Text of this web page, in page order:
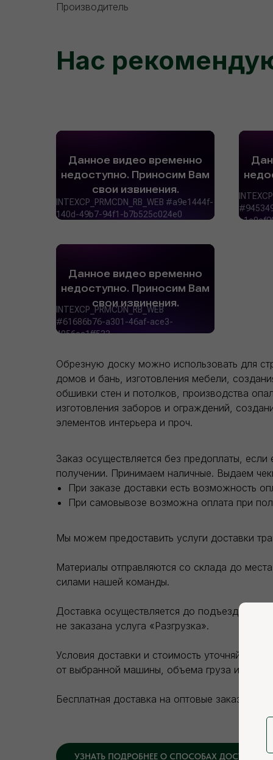
Производитель
Нас
Обрезную доску можно использовать для
домов и бань, изготовления мебели,
обшивки стен и потолков, производства
изготовления заборов и ограждений,
элементов интерьера и проч.
Заказ осуществляется без предоплаты,
получении. Принимаем наличные. Выдаем
При заказе доставки есть возможность
При самовывозе возможна оплата при
Мы можем предоставить услуги доставки
Материалы отправляются со склада до
силами нашей команды.
Доставка осуществляется до подъезда
не заказана услуга «Разгрузка».
Условия доставки и стоимость уточняйте
от выбранной машины, объема груза и зоны
Бесплатная доставка на оптовые заказы.
УЗНАТЬ ПОДРОБНЕЕ О СПОСОБАХ ДОСТАВКИ